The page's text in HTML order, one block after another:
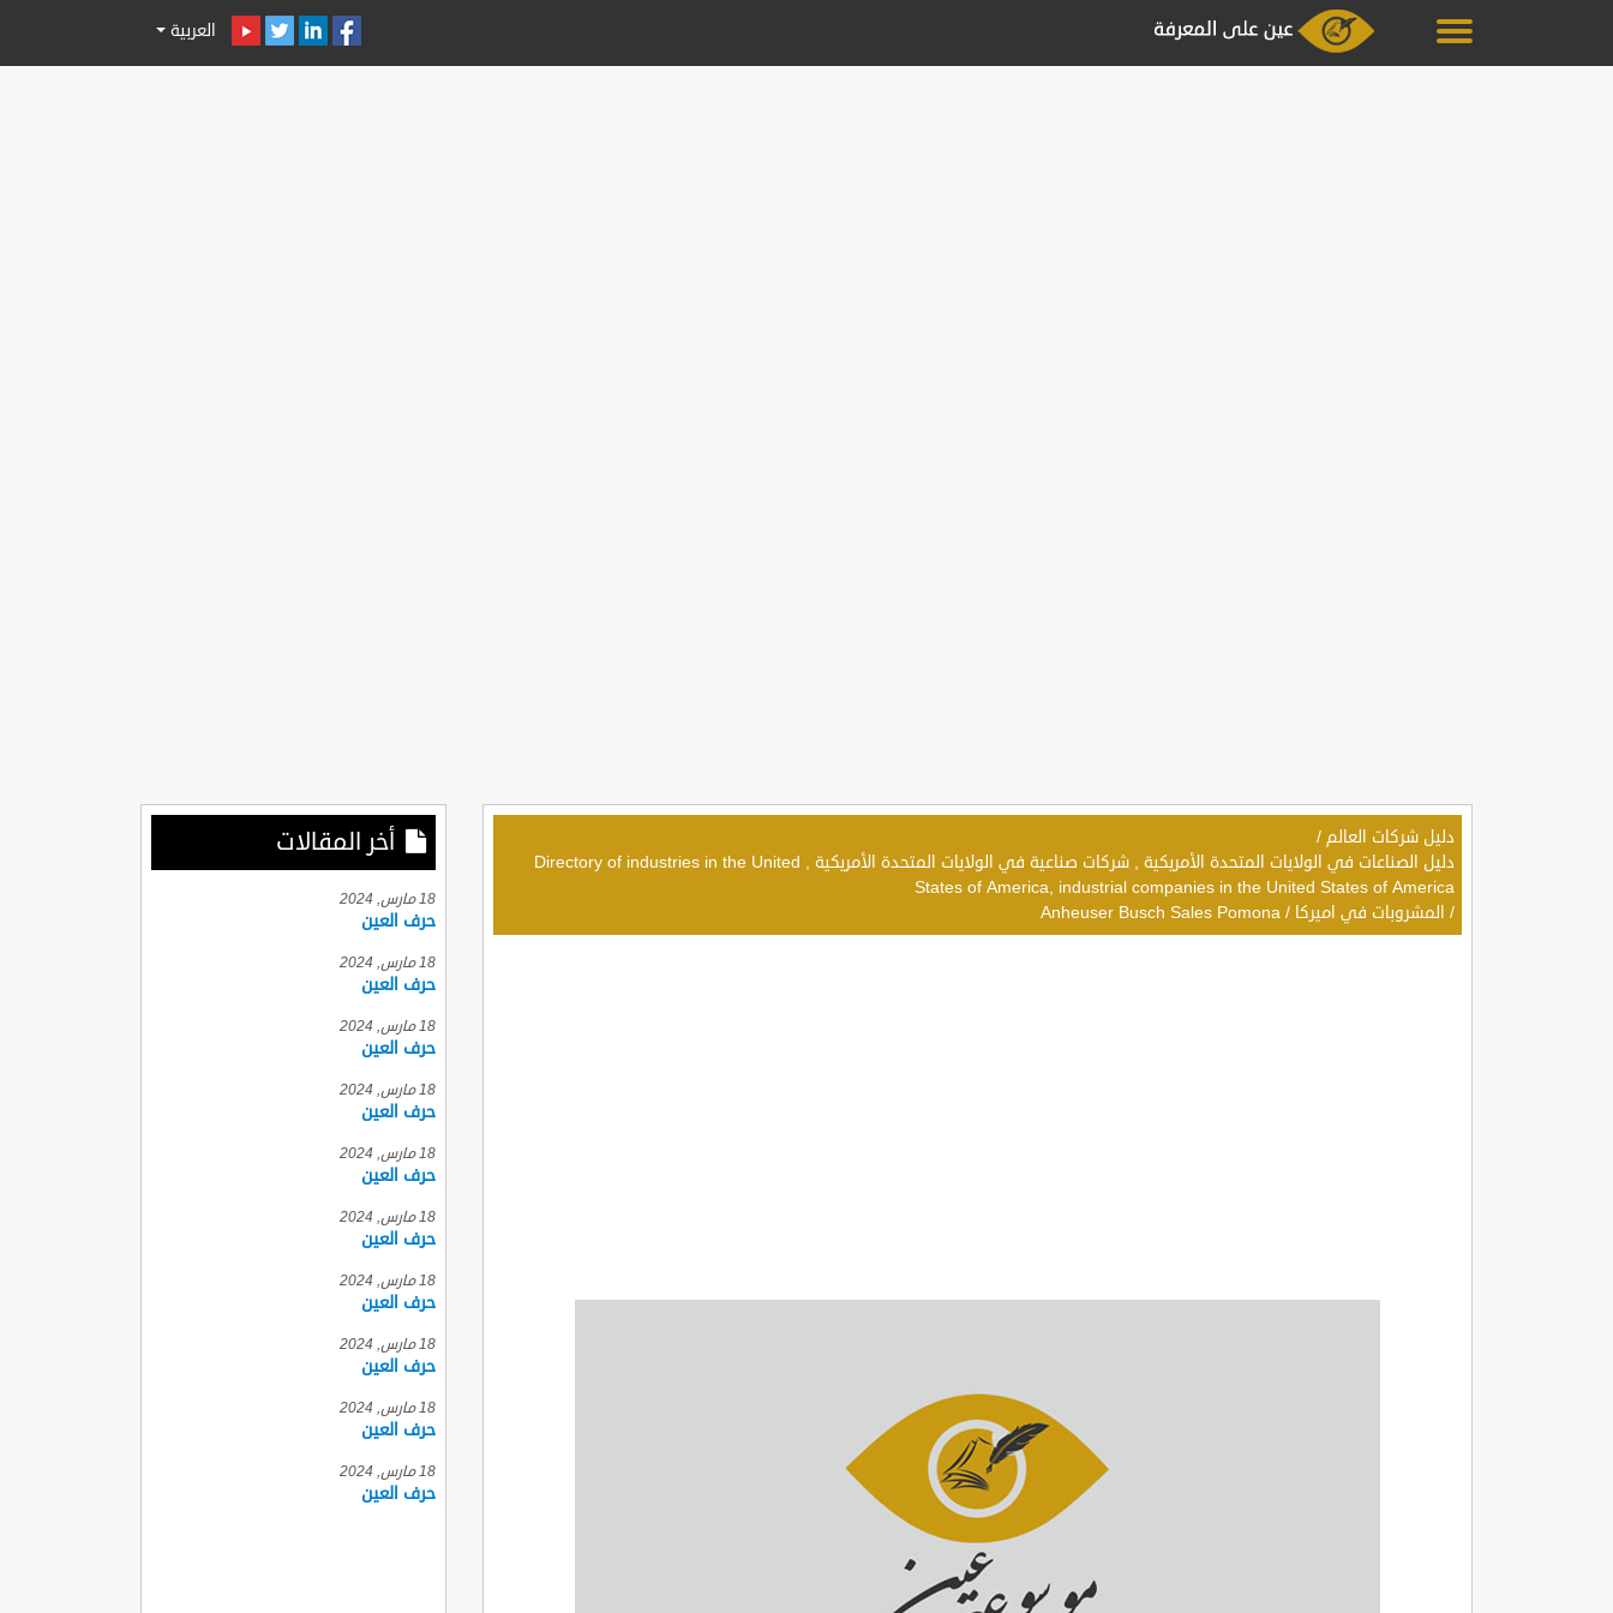
العربية
دليل شركات العالم /
دليل الصناعات في الولايات المتحدة الأمريكية , شركات صناعية في الولايات المتحدة الأمريكية , Directory of industries in the United
States of America, industrial companies in the United States of America
/ المشروبات في اميركا /
Anheuser Busch Sales Pomona
أخر المقالات
18 مارس, 2024
حرف العين
18 مارس, 2024
حرف العين
18 مارس, 2024
حرف العين
18 مارس, 2024
حرف العين
18 مارس, 2024
حرف العين
18 مارس, 2024
حرف العين
18 مارس, 2024
حرف العين
18 مارس, 2024
حرف العين
18 مارس, 2024
حرف العين
18 مارس, 2024
حرف العين